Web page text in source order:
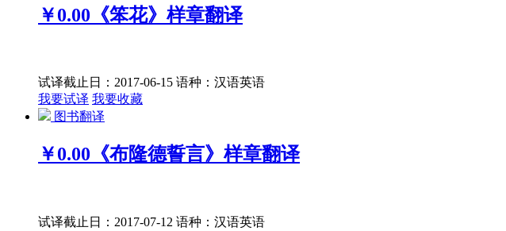
￥0.00 《笨花》样章翻译
试译截止日：2017-06-15 语种：汉语英语
我要试译 我要收藏
图书翻译
￥0.00 《布隆德誓言》样章翻译
试译截止日：2017-07-12 语种：汉语英语